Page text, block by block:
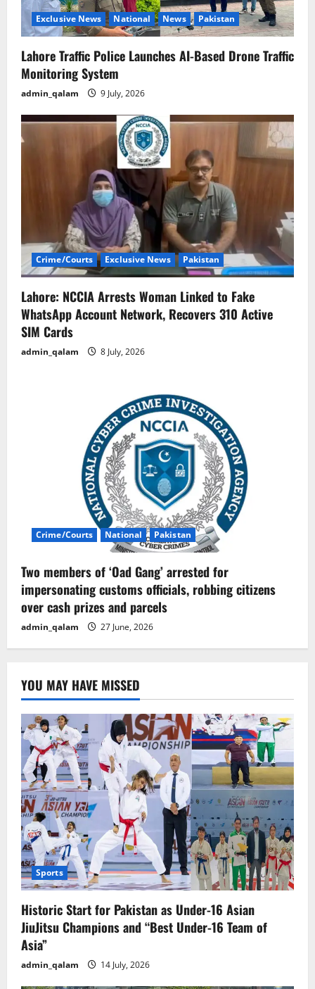
n Exclusive News National News Pakistan
Lahore Traffic Police Launches AI-Based Drone Traffic
Monitoring System
admin_qalam 9 July, 2026
Crime/Courts Exclusive News Pakistan
Lahore: NCCIA Arrests Woman Linked to Fake
WhatsApp Account Network, Recovers 310 Active
SIM Cards
admin_qalam 8 July, 2026
Crime/Courts National Pakistan
Two members of ‘Oad Gang’ arrested for
impersonating customs officials, robbing citizens
over cash prizes and parcels
admin_qalam 27 June, 2026
YOU MAY HAVE MISSED
Sports
Historic Start for Pakistan as Under-16 Asian
JiuJitsu Champions and “Best Under-16 Team of
Asia”
admin_qalam 14 July, 2026